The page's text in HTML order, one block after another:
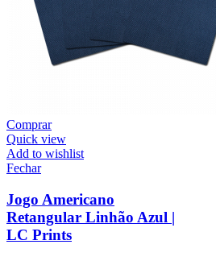
Comprar
Quick view
Add to wishlist
Fechar
Jogo Americano
Retangular Linhão Azul |
LC Prints